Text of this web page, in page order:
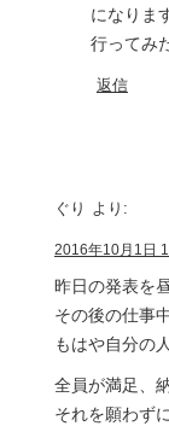
になりま
行ってみ
返信
ぐり より:
2016年10月1日
昨日の発表を
その後の仕事
もはや自分の
全員が満足、
それを願わず